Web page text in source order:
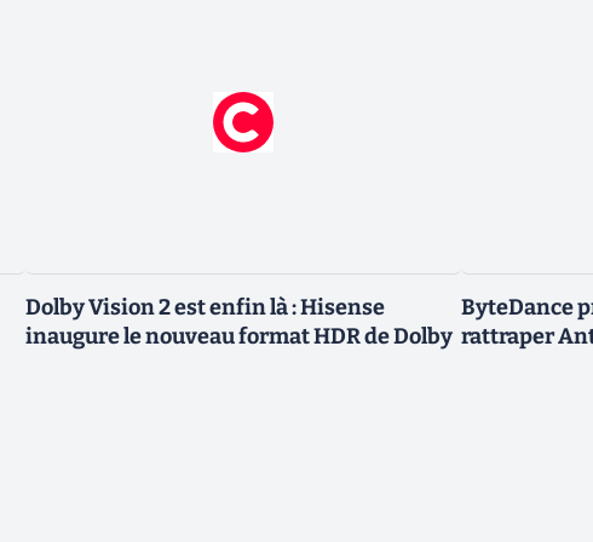
Dolby Vision 2 est enfin là : Hisense
inaugure le nouveau format HDR de Dolby
ByteDance
rattraper